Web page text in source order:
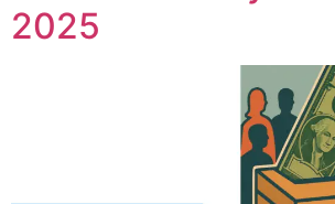
2025